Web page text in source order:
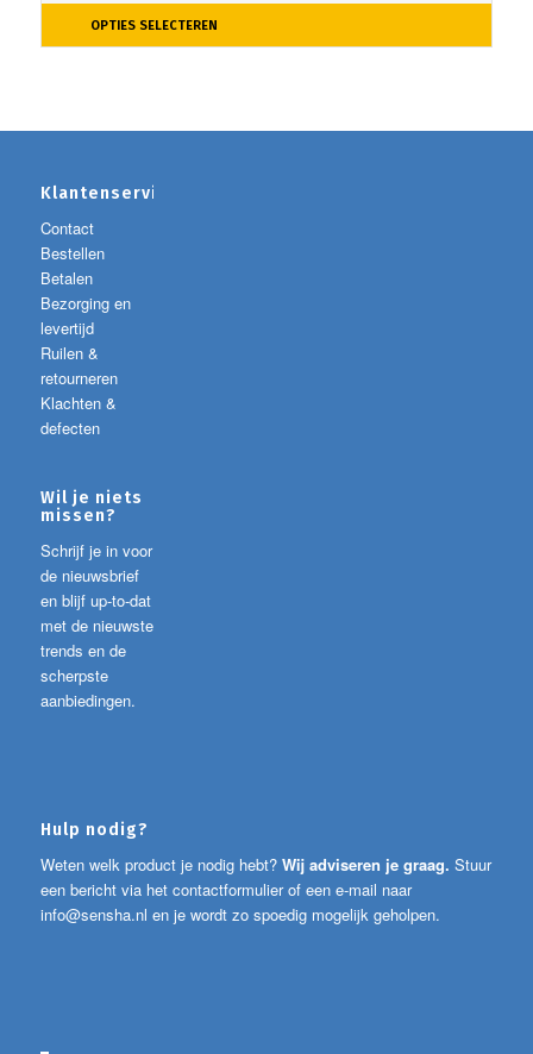
OPTIES SELECTEREN
Klantenservice
Contact
Bestellen
Betalen
Bezorging en
levertijd
Ruilen &
retourneren
Klachten &
defecten
Wil je niets
missen?
Schrijf je in voor
de nieuwsbrief
en blijf up-to-dat
met de nieuwste
trends en de
scherpste
aanbiedingen.
Hulp nodig?
Weten welk product je nodig hebt? Wij adviseren je graag. Stuur
een bericht via het contactformulier of een e-mail naar
info@sensha.nl en je wordt zo spoedig mogelijk geholpen.